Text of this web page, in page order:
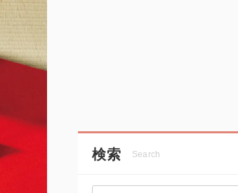
検索 Search